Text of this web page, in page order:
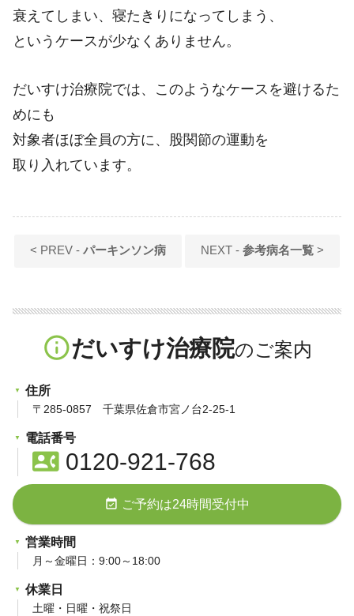
衰えてしまい、寝たきりになってしまう、
というケースが少なくありません。
だいすけ治療院では、このようなケースを避けるた
めにも
対象者ほぼ全員の方に、股関節の運動を
取り入れています。
< PREV - パーキンソン病 NEXT - 参考病名一覧 >
info_outlineだいすけ治療院
住所
〒285-0857 千葉県佐倉市宮ノ台2-25-1
電話番号
contact_phone0120-921-768
event_available ご予約は24時間受付中
営業時間
月～金曜日：9:00～18:00
休業日
土曜・日曜・祝祭日